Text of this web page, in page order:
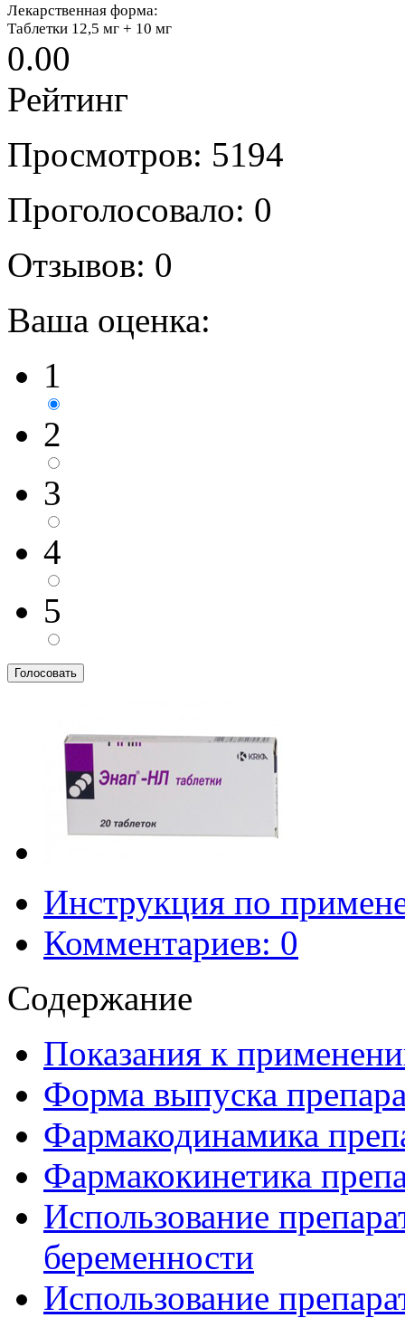
Лекарственная форма:
Таблетки 12,5 мг + 10 мг
0.00
Рейтинг
Просмотров: 5194
Проголосовало: 0
Отзывов: 0
Ваша оценка:
1
2
3
4
5
Инструкция по
Комментариев: 0
Содержание
Показания к
Форма выпуска
Фармакодинамика
Фармакокинетика
Использование
беременности
Использование